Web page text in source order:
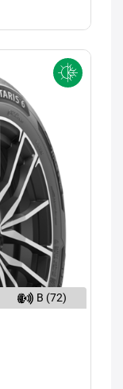
B (72)